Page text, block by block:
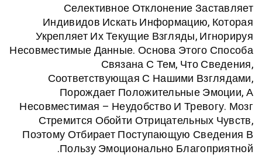
Селективное Отклонение
Индивидов Искать
Укрепляет Их Текущие Взгляды,
Несовместимые Данные. Основа
Связана С Тем, Что
Соответствующая С Нашими
Порождает Положительные
Несовместимая – Неудобство И
Стремится Обойти
Поэтому Отбирает Поступающую
Пользу Эмоционально